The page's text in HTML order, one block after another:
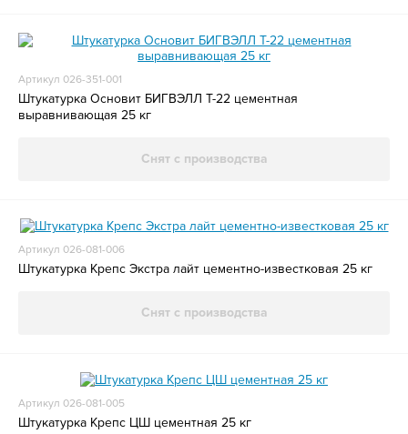
Артикул 026-351-001
Штукатурка Основит БИГВЭЛЛ Т-22 цементная
выравнивающая 25 кг
Снят с производства
Артикул 026-081-006
Штукатурка Крепс Экстра лайт цементно-известковая 25 кг
Снят с производства
Артикул 026-081-005
Штукатурка Крепс ЦШ цементная 25 кг